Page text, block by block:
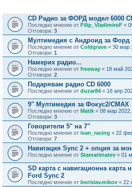
CD Радио за ФОРД модел 6000
Последно мнение от Filip_VladimiroF «
Отговори: 3
Мултимедия с Андроид за Форд
Последно мнение от Coldgrave « 30 мар
Отговори: 1
Намерих радио...
Последно мнение от freeway « 18 май
Отговори: 2
Подарявам радио CD 6000
Последно мнение от duzar84 « 18 апр
9" Мултимедия за Фокус2/CMAX
Последно мнение от Matik « 08 мар 2022,
Отговори: 3
Говорители 5" на 7"
Последно мнение от ivan_racing « 22
Отговори: 7
Навигация Sync 2 + опция за
Последно мнение от Stamatimatev « 01
SD карта с навигационна карта
Ford Sync 2
Последно мнение от borislav.mikov « 22